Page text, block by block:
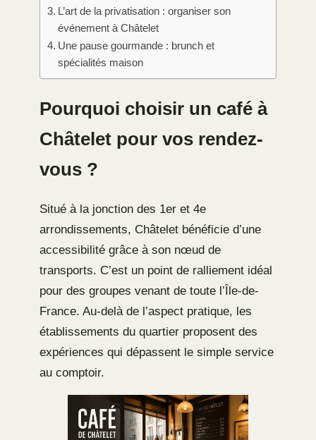
L’art de la privatisation : organiser son
événement à Châtelet
Une pause gourmande : brunch et
spécialités maison
Pourquoi choisir un café à
Châtelet pour vos rendez-
vous ?
Situé à la jonction des 1er et 4e
arrondissements, Châtelet bénéficie d’une
accessibilité grâce à son nœud de
transports. C’est un point de ralliement idéal
pour des groupes venant de toute l’Île-de-
France. Au-delà de l’aspect pratique, les
établissements du quartier proposent des
expériences qui dépassent le simple service
au comptoir.